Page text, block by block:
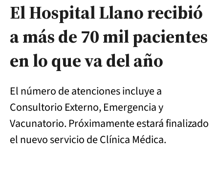
El Hospital Llano recibió
a más de 70 mil pacientes
en lo que va del año
El número de atenciones incluye a
Consultorio Externo, Emergencia y
Vacunatorio. Próximamente estará finalizado
el nuevo servicio de Clínica Médica.